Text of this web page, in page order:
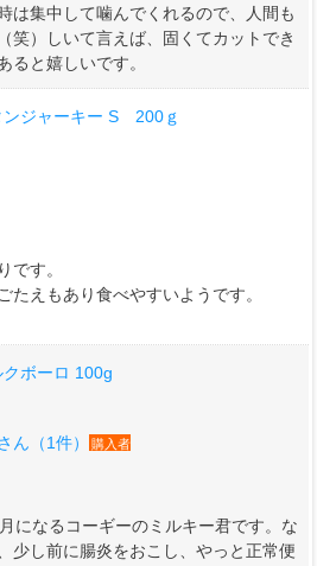
は集中して噛んでくれるので、人間も
笑）しいて言えば、固くてカットでき
ると嬉しいです。
ンジャーキー S 200ｇ
です。
たえもあり食べやすいようです。
ボーロ 100g
ん（1件）
購入者
になるコーギーのミルキー君です。な
少し前に腸炎をおこし、やっと正常便